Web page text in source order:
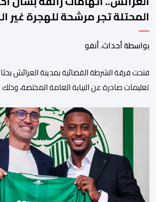
المحتلة تجر مرشحة للهجرة غير
القضاء
بواسطة أحداث. أنفو
فتحت فرقة الشرطة القضائية بمدينة العرائش
تعليمات صادرة عن النيابة العامة المختصة،
وأعادت تداولها حسابات على شبكات التواصل
السيدة المذكورة قد صرحت بمعطيات مضللة،
فيها بأن جهات رسمية هي من فتحت الحدود في